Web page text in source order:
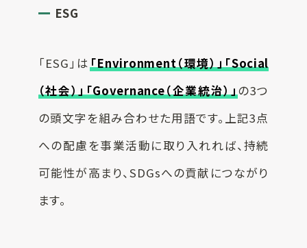
ESG
「ESG」は「Environment（環境）」「Social
（社会）」「Governance（企業統治）」の3つ
の頭文字を組み合わせた用語です。上記3点
への配慮を事業活動に取り入れれば、持続
可能性が高まり、SDGsへの貢献につながり
ます。